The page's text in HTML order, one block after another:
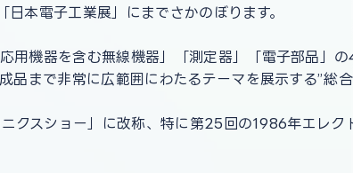
本電子工業展」にまでさかのぼります。
用機器を含む無線機器」「測定器」「電子部品
品まで非常に広範囲にわたるテーマを展示する”総
クスショー」に改称、特に第25回の1986年エレ